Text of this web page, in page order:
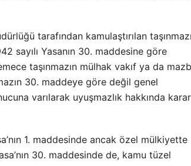
tarafından kamulaştırılan
sayılı Yasanın 30. maddesine göre
taşınmazın mülhak vakıf ya da
30. maddeye göre değil genel
varılarak uyuşmazlık hakkında karar
1. maddesinde ancak özel mülkiyette
30. maddesinde de, kamu tüzel